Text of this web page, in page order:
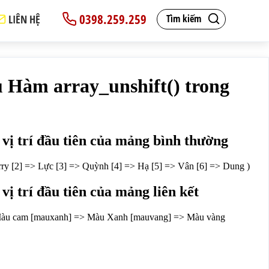
Tìm kiếm
0398.259.259
LIÊN HỆ
=> Dung )